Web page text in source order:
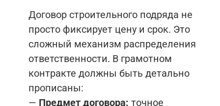
Договор строительного подряда не
просто фиксирует цену и срок. Это
сложный механизм распределения
ответственности. В грамотном
контракте должны быть детально
прописаны:
— Предмет договора: точное